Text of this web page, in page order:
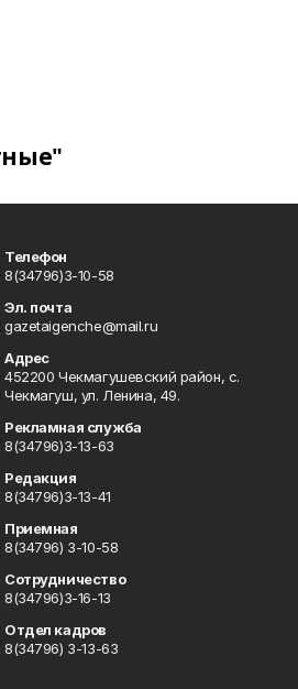
Телефон
8(34796)3-10-58
Эл. почта
gazetaigenche@mail.ru
Адрес
452200 Чекмагушевский район, с.
Чекмагуш, ул. Ленина, 49.
Рекламная служба
8(34796)3-13-63
Редакция
8(34796)3-13-41
Приемная
8(34796) 3-10-58
Сотрудничество
8(34796)3-16-13
Отдел кадров
8(34796) 3-13-63